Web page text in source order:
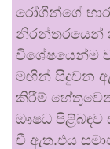
රෝගීන්ගේ
නිරන්තරයෙන්
විශේෂයෙන්ම
මඟින් සිදුවන
කිරීම්
ඖෂධ පිළිබඳව
වී ඇත.එය